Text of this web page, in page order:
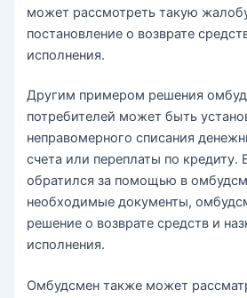
может рассмотреть такую
постановление о возврате
исполнения.
Другим примером решения
потребителей может быть
неправомерного списания
счета или переплаты по кредиту.
обратился за помощью в
необходимые документы,
решение о возврате средств и
исполнения.
Омбудсмен также может